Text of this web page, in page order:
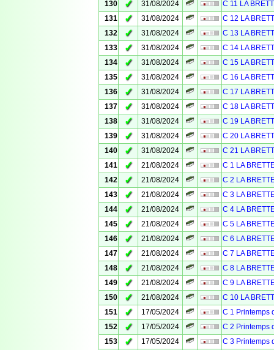
130 ✓ 31/08/2024
C 11 LA
131
✓ 31/08/2024
C 12 LA
132
✓ 31/08/2024
C 13 LA
133
✓ 31/08/2024
C 14 LA
134
✓ 31/08/2024
C 15 LA
135
✓ 31/08/2024
C 16 LA
136
✓ 31/08/2024
C 17 LA
137
✓ 31/08/2024
C 18 LA
138
✓ 31/08/2024
C 19 LA
139
✓ 31/08/2024
C 20 LA
140
✓ 31/08/2024
C 21 LA
141
✓ 21/08/2024
C 1 LA
142
✓ 21/08/2024
C 2 LA
143
✓ 21/08/2024
C 3 LA
144
✓ 21/08/2024
C 4 LA
145
✓ 21/08/2024
C 5 LA
146
✓ 21/08/2024
C 6 LA
147
✓ 21/08/2024
C 7 LA
148
✓ 21/08/2024
C 8 LA
149
✓ 21/08/2024
C 9 LA
150
✓ 21/08/2024
C 10 LA
151
✓ 17/05/2024
C 1 Printemps
152
✓ 17/05/2024
C 2 Printemps
153
✓ 17/05/2024
C 3 Printemps